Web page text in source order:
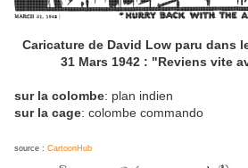
Caricature de David Low paru dans
31 Mars 1942 : "Reviens vite
sur la colombe: plan indien
sur la cage: colombe commando
source : CartoonHub